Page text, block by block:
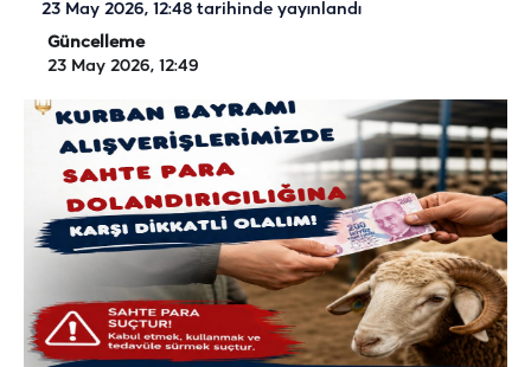
23 May 2026, 12:48 tarihinde yayınlandı
Güncelleme
23 May 2026, 12:49